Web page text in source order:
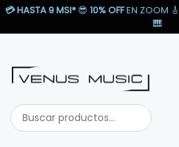
Saltar
💳HASTA 9 MSI* 😎 10% OFFEN ZOOM
🎹​
Buscar
productos...